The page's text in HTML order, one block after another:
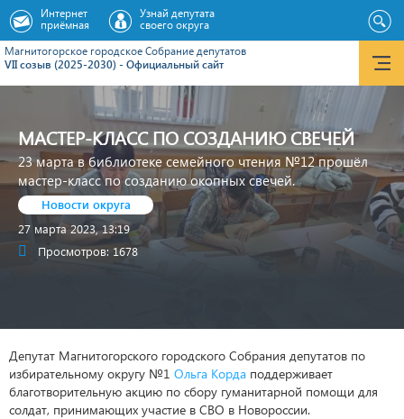
Магнитогорское городское Cобрание депутатов
VII созыв (2025-2030) - Официальный сайт
Интернет
приёмная
Узнай депутата
своего округа
МАСТЕР-КЛАСС ПО СОЗДАНИЮ СВЕЧЕЙ
23 марта в библиотеке семейного чтения №12 прошёл
мастер-класс по созданию окопных свечей.
Новости округа
27 марта 2023, 13:19
Просмотров: 1678
Депутат Магнитогорского городского Собрания депутатов по
избирательному округу №1 Ольга Корда поддерживает
благотворительную акцию по сбору гуманитарной помощи для
солдат, принимающих участие в СВО в Новороссии.